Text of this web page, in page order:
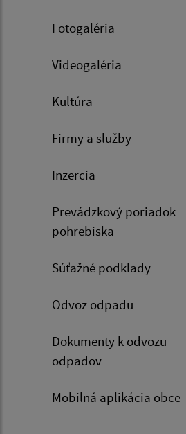
Fotogaléria
Videogaléria
Kultúra
Firmy a služby
Inzercia
Prevádzkový poriadok
pohrebiska
Súťažné podklady
Odvoz odpadu
Dokumenty k odvozu
odpadov
Mobilná aplikácia obce